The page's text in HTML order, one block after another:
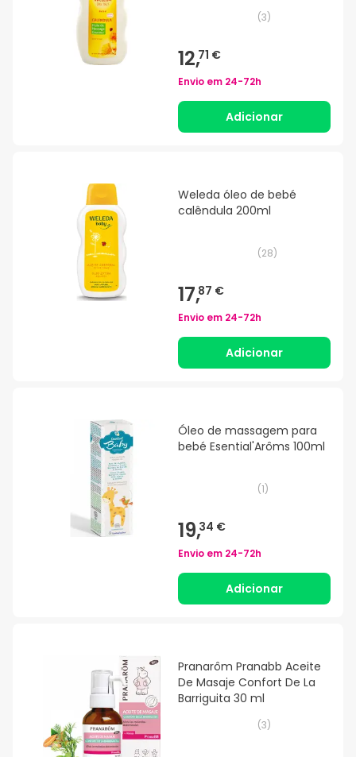
(3)
12,71 €
Envio em 24-72h
Adicionar
Weleda óleo de bebé
calêndula 200ml
(28)
17,87 €
Envio em 24-72h
Adicionar
Óleo de massagem para
bebé Esential'Arôms 100ml
(1)
19,34 €
Envio em 24-72h
Adicionar
Pranarôm Pranabb Aceite
De Masaje Confort De La
Barriguita 30 ml
(3)